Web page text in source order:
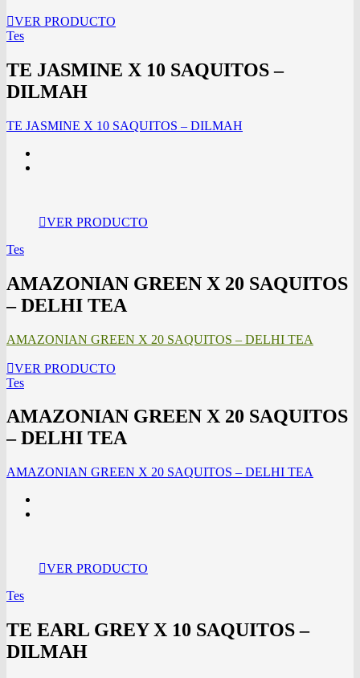
VER PRODUCTO
Tes
TE JASMINE X 10 SAQUITOS –
DILMAH
TE JASMINE X 10 SAQUITOS – DILMAH
VER PRODUCTO
Tes
AMAZONIAN GREEN X 20 SAQUITOS
– DELHI TEA
AMAZONIAN GREEN X 20 SAQUITOS – DELHI TEA
VER PRODUCTO
Tes
AMAZONIAN GREEN X 20 SAQUITOS
– DELHI TEA
AMAZONIAN GREEN X 20 SAQUITOS – DELHI TEA
VER PRODUCTO
Tes
TE EARL GREY X 10 SAQUITOS –
DILMAH